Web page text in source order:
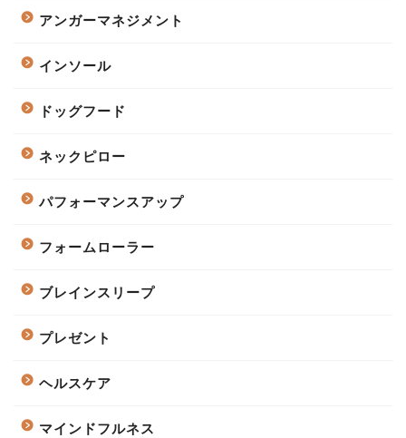
アンガーマネジメント
インソール
ドッグフード
ネックピロー
パフォーマンスアップ
フォームローラー
ブレインスリープ
プレゼント
ヘルスケア
マインドフルネス